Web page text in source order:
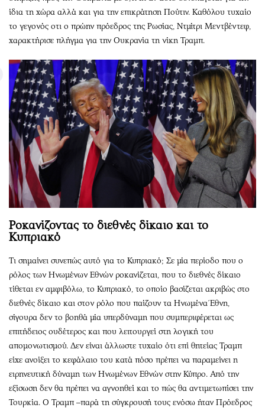
ίδια τη χώρα αλλά και για την επικράτηση Πούτιν. Καθόλου τυχαίο
το γεγονός οτι ο πρώην πρόεδρος της Ρωσίας, Ντμίτρι Μεντβέντεφ,
χαρακτήρισε πλήγμα για την Ουκρανία τη νίκη Τραμπ.
Ροκανίζοντας το διεθνές δίκαιο και το
Κυπριακό
Τι σημαίνει συνεπώς αυτό για το Κυπριακό; Σε μία περίοδο που ο
ρόλος των Ηνωμένων Εθνών ροκανίζεται, που το διεθνές δίκαιο
τίθεται εν αμφιβόλω, το Κυπριακό, το οποίο βασίζεται ακριβώς στο
διεθνές δίκαιο και στον ρόλο που παίζουν τα Ηνωμένα Έθνη,
σίγουρα δεν το βοηθά μία υπερδύναμη που συμπεριφέρεται ως
επιτήδειος ουδέτερος και που λειτουργεί στη λογική του
απομονωτισμού. Δεν είναι άλλωστε τυχαίο ότι επί θητείας Τραμπ
είχε ανοίξει το κεφάλαιο του κατά πόσο πρέπει να παραμείνει η
ειρηνευτική δύναμη των Ηνωμένων Εθνών στην Κύπρο. Από την
εξίσωση δεν θα πρέπει να αγνοηθεί και το πώς θα αντιμετωπίσει την
Τουρκία. Ο Τραμπ –παρά τη σύγκρουσή τους ενόσω ήταν Πρόεδρος